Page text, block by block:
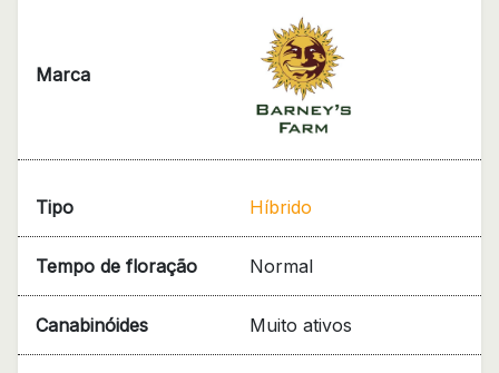
Marca
Tipo Híbrido
Tempo de floração Normal
Canabinóides Muito ativos